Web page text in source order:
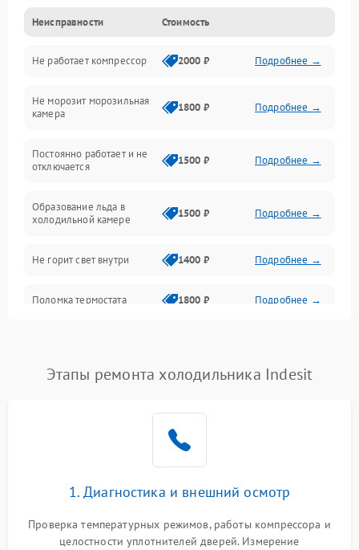
Механика
Электропитание
Дренаж
Неисправности Стоимость
Не работает компрессор 2000 ₽ Подробнее →
Не морозит морозильная
камера
1800 ₽ Подробнее →
Постоянно работает и не
отключается
1500 ₽ Подробнее →
Образование льда в
холодильной камере
1500 ₽ Подробнее →
Не горит свет внутри 1400 ₽ Подробнее →
Поломка термостата 1800 ₽ Подробнее →
Поломка системы No Frost 2600 ₽ Подробнее →
работе
2000 ₽ Подробнее →
Этапы ремонта холодильника Indesit
1. Диагностика и внешний осмотр
Проверка температурных режимов, работы компрессора и
целостности уплотнителей дверей. Измерение